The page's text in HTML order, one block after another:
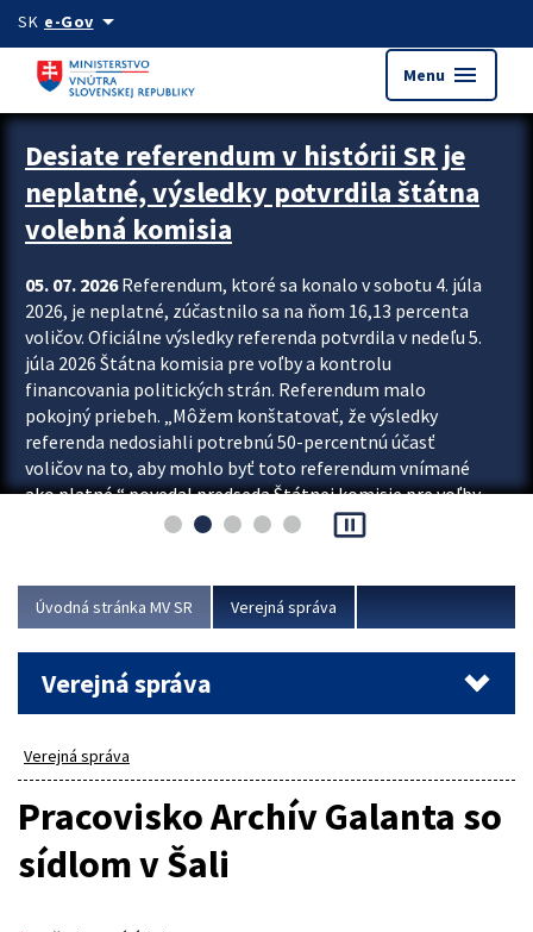
Preskocit na hlavný obsah
SK e-Govarrow_drop_down
Menu menu
Zastavit automatický posun upútavok
Desiate referendum v histórii SR je
neplatné, výsledky potvrdila štátna
volebná komisia
05. 07. 2026Referendum, ktoré sa konalo v sobotu 4. júla
2026, je neplatné, zúčastnilo sa na ňom 16,13 percenta
voličov. Oficiálne výsledky referenda potvrdila v nedeľu 5.
júla 2026 Štátna komisia pre voľby a kontrolu
financovania politických strán. Referendum malo
pokojný priebeh. „Môžem konštatovať, že výsledky
referenda nedosiahli potrebnú 50-percentnú účasť
voličov na to, aby mohlo byť toto referendum vnímané
ako platné,“ povedal predseda Štátnej komisie pre voľby
a kontrolu financovania politických...
pause_presentation
Úvodná stránka MV SR Verejná správa
Verejná správa
Verejná správa
Pracovisko Archív Galanta so
sídlom v Šali